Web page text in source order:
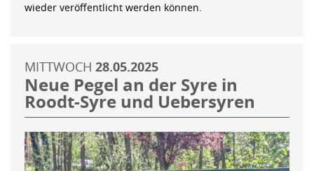
wieder veröffentlicht werden können.
MITTWOCH 28.05.2025
Neue Pegel an der Syre in
Roodt-Syre und Uebersyren